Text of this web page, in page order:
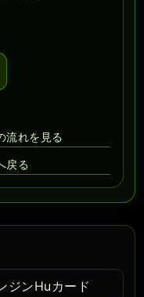
流れを見る
戻る
ジンHuカード